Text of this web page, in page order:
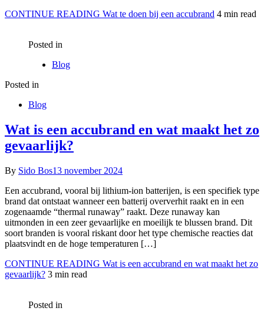
CONTINUE READING Wat te doen bij een accubrand 4 min read
Posted in
Blog
Posted in
Blog
Wat is een accubrand en wat maakt het zo
gevaarlijk?
By Sido Bos13 november 2024
Een accubrand, vooral bij lithium-ion batterijen, is een specifiek type
brand dat ontstaat wanneer een batterij oververhit raakt en in een
zogenaamde “thermal runaway” raakt. Deze runaway kan
uitmonden in een zeer gevaarlijke en moeilijk te blussen brand. Dit
soort branden is vooral riskant door het type chemische reacties dat
plaatsvindt en de hoge temperaturen […]
CONTINUE READING Wat is een accubrand en wat maakt het zo
gevaarlijk? 3 min read
Posted in